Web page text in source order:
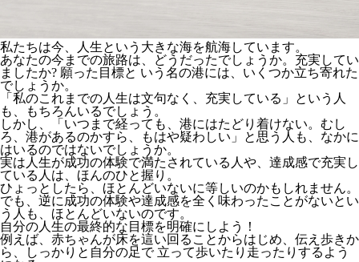
私たちは今、人生という大きな海を航海しています。
あなたの今までの旅路は、どうだったでしょうか。充実してい
ましたか? 願った目標と いう名の港には、いくつか立ち寄れた
でしょうか。
「私のこれまでの人生は文句なく、充実している」という人
も、もちろんいるでしょう。
しかし、「いつまで経っても、港にはたどり着けない。むし
ろ、港があるのかすら、もはや疑わしい」と思う人も、なかに
はいるのではないでしょうか。
実は人生が成功の体験で満たされている人や、達成感で充実し
ている人は、ほんのひと握り。
ひょっとしたら、ほとんどいないに等しいのかもしれません。
でも、逆に成功の体験や達成感を全く味わったことがないとい
う人も、ほとんどいないのです。
自分の人生の最終的な目標を明確にしよう！
例えば、赤ちゃんが床を這い回ることからはじめ、伝え歩きか
ら、しっかりと自分の足で 立って歩いたり走ったりするよう